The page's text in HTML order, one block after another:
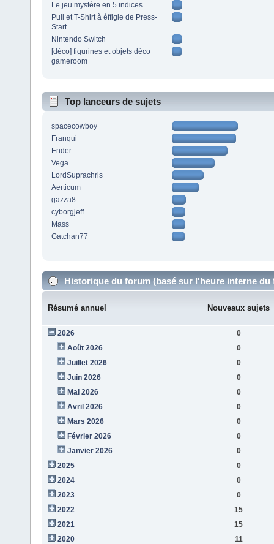
Le jeu mystère en 5 indices
Pull et T-Shirt à éffigie de Press-
Start
Nintendo Switch
[déco] figurines et objets déco
gameroom
Top lanceurs de sujets
spacecowboy
Franqui
Ender
Vega
LordSuprachris
Aerticum
gazza8
cyborgjeff
Mass
Gatchan77
Historique du forum (basé sur l'heure interne du
Résumé annuel Nouveaux sujets
2026
0
Août 2026
0
Juillet 2026
0
Juin 2026
0
Mai 2026
0
Avril 2026
0
Mars 2026
0
Février 2026
0
Janvier 2026
0
2025
0
2024
0
2023
0
2022
15
2021
15
2020
11